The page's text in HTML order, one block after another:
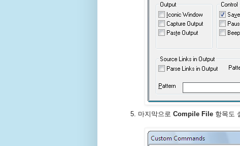
마지막으로 Compile File 항목도